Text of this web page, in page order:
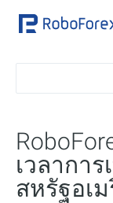
เวลากา
สหรัฐอเ